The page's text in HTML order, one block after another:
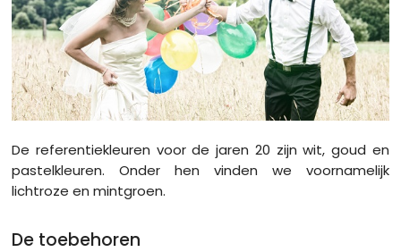
De referentiekleuren voor de jaren 20 zijn wit, goud en
pastelkleuren. Onder hen vinden we voornamelijk
lichtroze en mintgroen.
De toebehoren